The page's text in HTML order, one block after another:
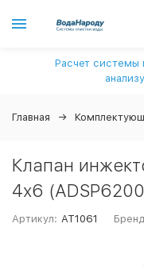
Расчет системы
Главная
Клапан
4x6
Артикул: AT1061